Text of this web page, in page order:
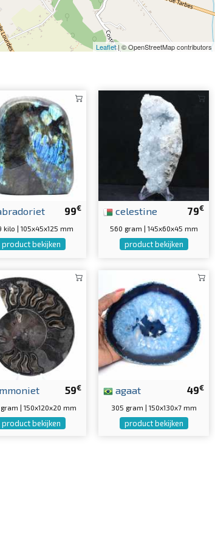
Leaflet| © OpenStreetMap contributors
99€
kilo | 105x45x125 mm
product bekijken
79€
celestine
560 gram | 145x60x45 mm
product bekijken
59€
| 150x120x20 mm
product bekijken
49€
agaat
305 gram | 150x130x7 mm
product bekijken